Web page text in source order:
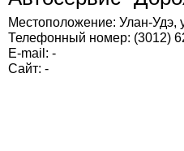
Местоположение: Улан-Удэ,
Телефонный номер: (3012)
E-mail: -
Сайт: -